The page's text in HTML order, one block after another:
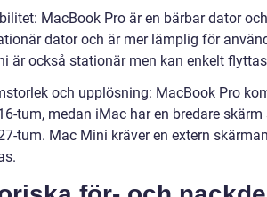
MacBook Pro är en bärbar dator
dator och är mer lämplig för
är också stationär men kan enkelt
och upplösning: MacBook Pro
tum, medan iMac har en bredare
tum. Mac Mini kräver en extern